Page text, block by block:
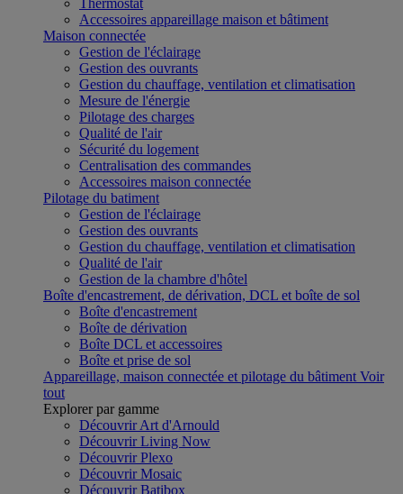
Thermostat
Accessoires appareillage maison et bâtiment
Maison connectée
Gestion de l'éclairage
Gestion des ouvrants
Gestion du chauffage, ventilation et climatisation
Mesure de l'énergie
Pilotage des charges
Qualité de l'air
Sécurité du logement
Centralisation des commandes
Accessoires maison connectée
Pilotage du batiment
Gestion de l'éclairage
Gestion des ouvrants
Gestion du chauffage, ventilation et climatisation
Qualité de l'air
Gestion de la chambre d'hôtel
Boîte d'encastrement, de dérivation, DCL et boîte de sol
Boîte d'encastrement
Boîte de dérivation
Boîte DCL et accessoires
Boîte et prise de sol
Appareillage, maison connectée et pilotage du bâtiment Voir
tout
Explorer par gamme
Découvrir Art d'Arnould
Découvrir Living Now
Découvrir Plexo
Découvrir Mosaic
Découvrir Batibox